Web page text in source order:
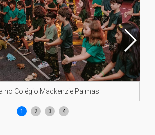
no Colégio Mackenzie Palmas
1 2 3 4